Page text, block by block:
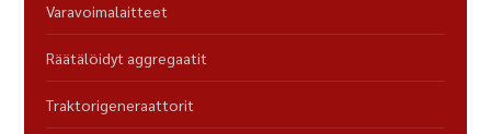
Varavoimalaitteet
Räätälöidyt aggregaatit
Traktorigeneraattorit